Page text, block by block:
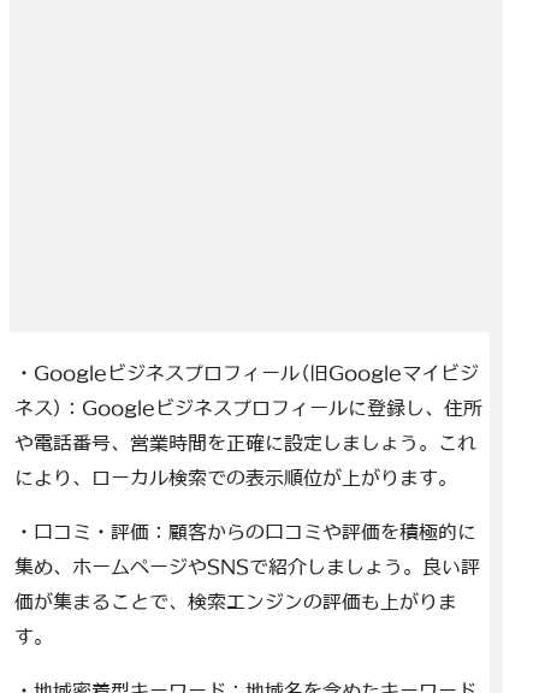
・Googleビジネスプロフィール(旧Googleマイビジ
ネス)：Googleビジネスプロフィールに登録し、住所
や電話番号、営業時間を正確に設定しましょう。これ
により、ローカル検索での表示順位が上がります。
・口コミ・評価：顧客からの口コミや評価を積極的に
集め、ホームページやSNSで紹介しましょう。良い評
価が集まることで、検索エンジンの評価も上がりま
す。